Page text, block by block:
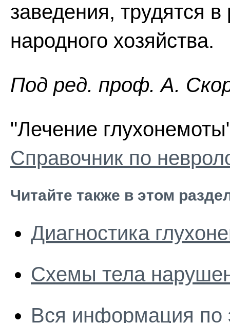
заведения, трудятся
народного хозяйства.
Пoд peд. проф. А.
"Лечение
Справочник по
Читайте также в этом
Диагностика
Схемы тела
Вся информация по